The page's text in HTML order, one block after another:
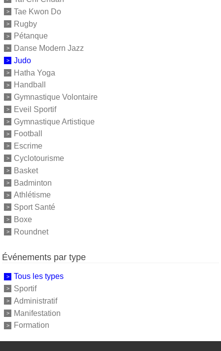
Tae Kwon Do
Rugby
Pétanque
Danse Modern Jazz
Judo
Hatha Yoga
Handball
Gymnastique Volontaire
Eveil Sportif
Gymnastique Artistique
Football
Escrime
Cyclotourisme
Basket
Badminton
Athlétisme
Sport Santé
Boxe
Roundnet
Événements par type
Tous les types
Sportif
Administratif
Manifestation
Formation